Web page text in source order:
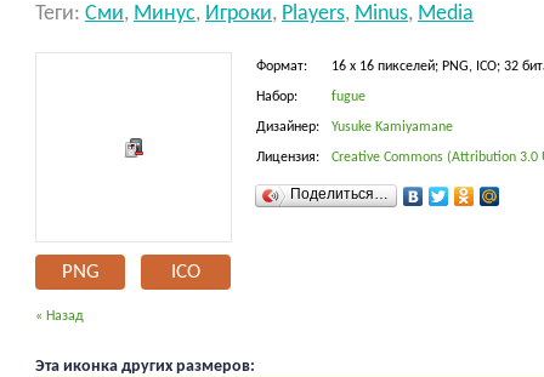
Теги: Сми, Минус, Игроки, Players, Minus, Media
PNG ICO
Формат: 16 x 16 пикселей; PNG, ICO; 32
Набор: fugue
Дизайнер: Yusuke Kamiyamane
Лицензия: Creative Commons (Attribution 3.0
Поделиться…
« Назад
Эта иконка других размеров: